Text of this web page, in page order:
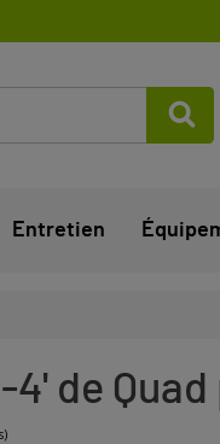
Entretien
4' de